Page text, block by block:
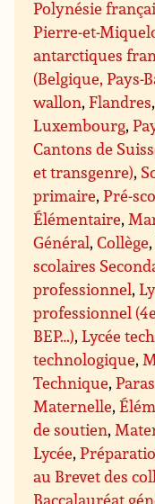
Polynésie
Pierre-et-
antarctiques
(Belgique, Pays-
wallon,Flandres
Luxembourg,
Cantons de
et transgenre),
primaire,Pré-
Élémentaire,
Général,Collège
scolaires
professionnel,
professionnel
BEP…),Lycée
technologique,
Technique,
Maternelle,
de soutien,
Lycée,
au Brevet des
Baccalauréat